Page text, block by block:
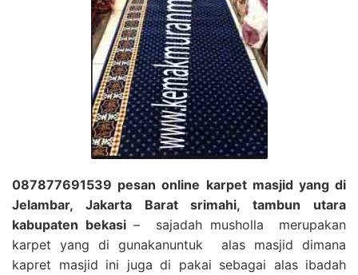
087877691539 pesan online karpet masjid yang di
Jelambar, Jakarta Barat srimahi, tambun utara
kabupaten bekasi– sajadah musholla merupakan
karpet yang di gunakanuntuk alas masjid dimana
kapret masjid ini juga di pakai sebagai alas ibadah